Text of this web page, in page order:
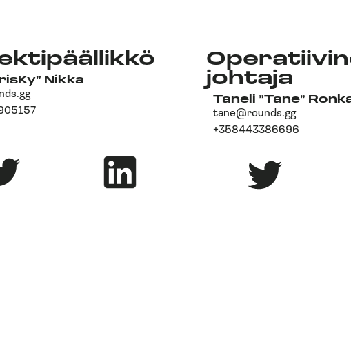
Nikka
johtaja
Taneli ”Tane”
tane@rounds.gg
‎+358443386696